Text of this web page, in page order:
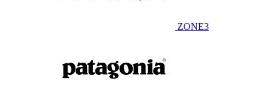
ZONE3